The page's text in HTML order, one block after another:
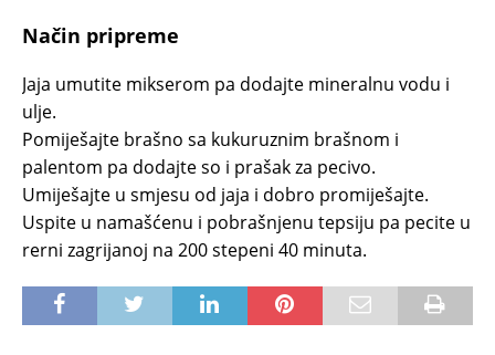
Način pripreme
Jaja umutite mikserom pa dodajte mineralnu vodu i
ulje.
Pomiješajte brašno sa kukuruznim brašnom i
palentom pa dodajte so i prašak za pecivo.
Umiješajte u smjesu od jaja i dobro promiješajte.
Uspite u namašćenu i pobrašnjenu tepsiju pa pecite u
rerni zagrijanoj na 200 stepeni 40 minuta.